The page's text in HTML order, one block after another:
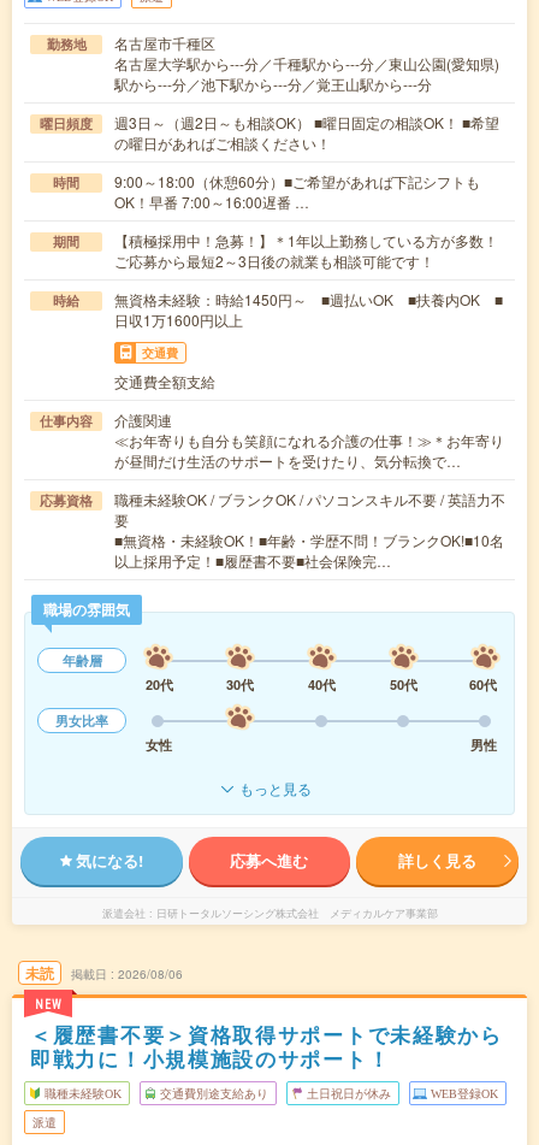
勤務地
名古屋市千種区
名古屋大学駅から---分／千種駅から---分／東山公園(愛知県)
駅から---分／池下駅から---分／覚王山駅から---分
曜日頻度
週3日～（週2日～も相談OK） ■曜日固定の相談OK！ ■希望
の曜日があればご相談ください！
時間
9:00～18:00（休憩60分）■ご希望があれば下記シフトも
OK！早番 7:00～16:00遅番 …
期間
【積極採用中！急募！】＊1年以上勤務している方が多数！
ご応募から最短2～3日後の就業も相談可能です！
時給
無資格未経験：時給1450円～ ■週払いOK ■扶養内OK ■
日収1万1600円以上
交通費
交通費全額支給
仕事内容
介護関連
≪お年寄りも自分も笑顔になれる介護の仕事！≫＊お年寄り
が昼間だけ生活のサポートを受けたり、気分転換で…
応募資格
職種未経験OK / ブランクOK / パソコンスキル不要 / 英語力不
要
■無資格・未経験OK！■年齢・学歴不問！ブランクOK!■10名
以上採用予定！■履歴書不要■社会保険完…
職場の雰囲気
年齢層
20代
30代 40代 50代
60代
男女比率
女性
男性
もっと見る
気になる! 応募へ進む 詳しく見る
派遣会社 日研トータルソーシング株式会社 メディカルケア事業部
未読
NEW
掲載日 2026/08/06
＜履歴書不要＞資格取得サポートで未経験から
即戦力に！小規模施設のサポート！
職種未経験OK 交通費別途支給あり 土日祝日が休み WEB登録OK
派遣